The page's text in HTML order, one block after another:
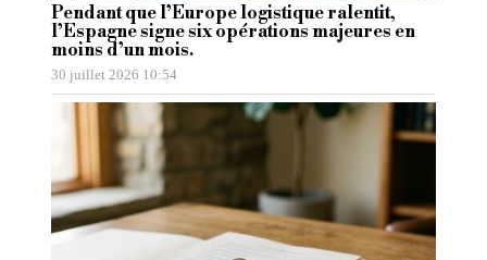
Pendant que l’Europe logistique ralentit,
l’Espagne signe six opérations majeures en
moins d’un mois.
30 juillet 2026 10:54